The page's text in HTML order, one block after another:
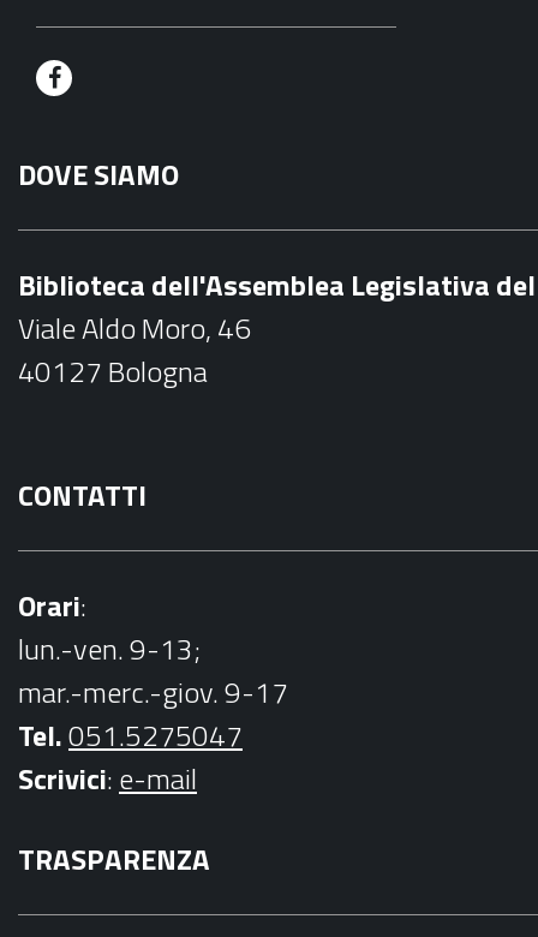
F
c
e
o
k
DOVE SIAMO
Biblioteca dell'Assemblea Legislativa
Viale Aldo Moro, 46
40127 Bologna
CONTATTI
Orari:
lun.-ven. 9-13;
mar.-merc.-giov. 9-17
Tel.051.5275047
Scrivici:e-mail
TRASPARENZA